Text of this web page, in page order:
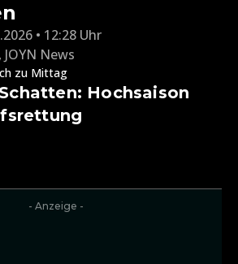
• 12:28 Uhr
JOYN News
zu Mittag
Hochsaison
- Anzeige -